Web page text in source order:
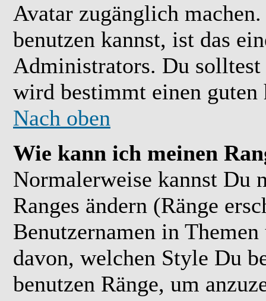
Avatar zugänglich
benutzen kannst, ist das
Administrators. Du
wird bestimmt einen guten
Nach oben
Wie kann ich meinen
Normalerweise kannst Du
Ranges ändern (Ränge
Benutzernamen in
davon, welchen Style Du
benutzen Ränge, um